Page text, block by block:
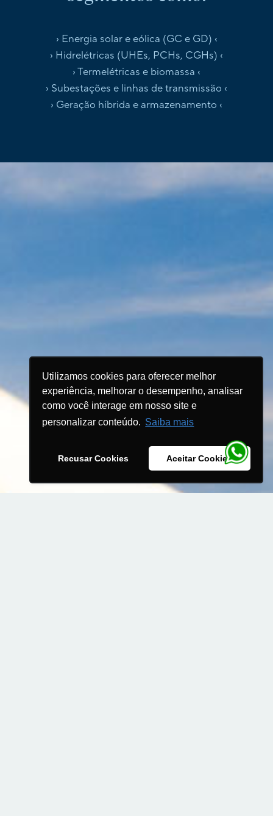
Utilizamos cookies para oferecer melhor
experiência, melhorar o desempenho, analisar
como você interage em nosso site e
personalizar conteúdo. Saiba mais
Recusar Cookies Aceitar Cookies
› Energia solar e eólica (GC e GD) ‹
› Hidrelétricas (UHEs, PCHs, CGHs) ‹
› Termelétricas e biomassa ‹
› Subestações e linhas de transmissão ‹
› Geração híbrida e armazenamento ‹